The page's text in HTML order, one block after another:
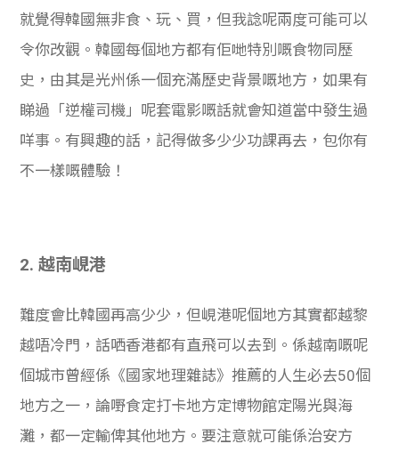
就覺得韓國無非食、玩、買，但我諗呢兩度可能可以
令你改觀。韓國每個地方都有佢哋特別嘅食物同歷
史，由其是光州係一個充滿歷史背景嘅地方，如果有
睇過「逆權司機」呢套電影嘅話就會知道當中發生過
咩事。有興趣的話，記得做多少少功課再去，包你有
不一樣嘅體驗！
2. 越南峴港
難度會比韓國再高少少，但峴港呢個地方其實都越黎
越唔冷門，話哂香港都有直飛可以去到。係越南嘅呢
個城市曾經係《國家地理雜誌》推薦的人生必去50個
地方之一，論嘢食定打卡地方定博物館定陽光與海
灘，都一定輸俾其他地方。要注意就可能係治安方